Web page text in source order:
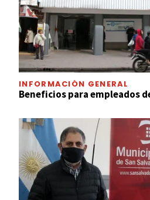
INFORMACIÓN GENERAL
Beneficios para empleados